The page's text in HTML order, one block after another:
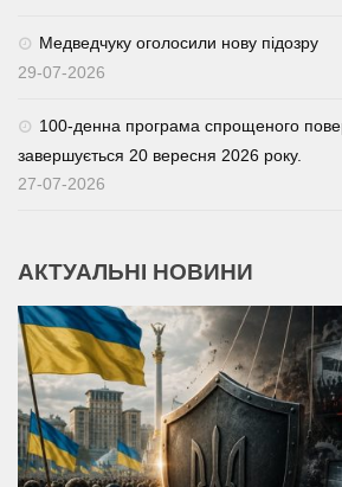
Медведчуку оголосили нову підозру
29-07-2026
100-денна програма спрощеного
завершується 20 вересня 2026 року.
27-07-2026
АКТУАЛЬНІ НОВИНИ